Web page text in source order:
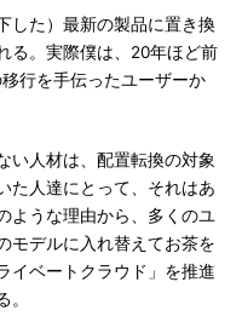
した）最新の製品に置き換
る。実際僕は、20年ほど前
行を手伝ったユーザーか
人材は、配置転換の対象
た人達にとって、それはあ
ような理由から、多くのユ
モデルに入れ替えてお茶を
イベートクラウド」を推進
。